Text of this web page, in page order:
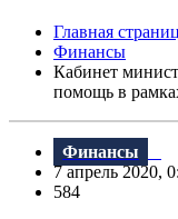
Главная
Финансы
Кабинет
помощь в
Финансы
7 апрель 2020,
584